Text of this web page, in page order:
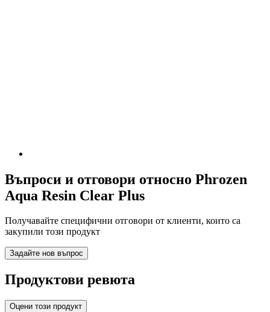
Въпроси и отговори относно Phrozen
Aqua Resin Clear Plus
Получавайте специфични отговори от клиенти, които са
закупили този продукт
Задайте нов въпрос
Продуктови ревюта
Оцени този продукт